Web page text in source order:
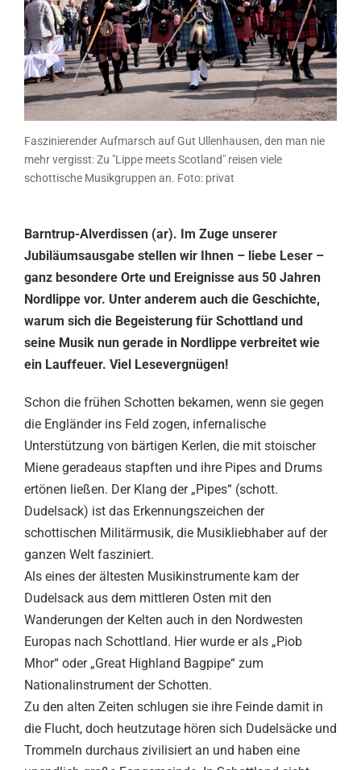
Faszinierender Aufmarsch auf Gut Ullenhausen, den man nie
mehr vergisst: Zu "Lippe meets Scotland" reisen viele
schottische Musikgruppen an. Foto: privat
Barntrup-Alverdissen (ar). Im Zuge unserer
Jubiläumsausgabe stellen wir Ihnen – liebe Leser –
ganz besondere Orte und Ereignisse aus 50 Jahren
Nordlippe vor. Unter anderem auch die Geschichte,
warum sich die Begeisterung für Schottland und
seine Musik nun gerade in Nordlippe verbreitet wie
ein Lauffeuer. Viel Lesevergnügen!
Schon die frühen Schotten bekamen, wenn sie gegen
die Engländer ins Feld zogen, infernalische
Unterstützung von bärtigen Kerlen, die mit stoischer
Miene geradeaus stapften und ihre Pipes and Drums
ertönen ließen. Der Klang der „Pipes“ (schott.
Dudelsack) ist das Erkennungszeichen der
schottischen Militärmusik, die Musikliebhaber auf der
ganzen Welt fasziniert.
Als eines der ältesten Musikinstrumente kam der
Dudelsack aus dem mittleren Osten mit den
Wanderungen der Kelten auch in den Nordwesten
Europas nach Schottland. Hier wurde er als „Piob
Mhor“ oder „Great Highland Bagpipe“ zum
Nationalinstrument der Schotten.
Zu den alten Zeiten schlugen sie ihre Feinde damit in
die Flucht, doch heutzutage hören sich Dudelsäcke und
Trommeln durchaus zivilisiert an und haben eine